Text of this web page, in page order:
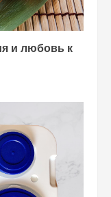
и любовь к